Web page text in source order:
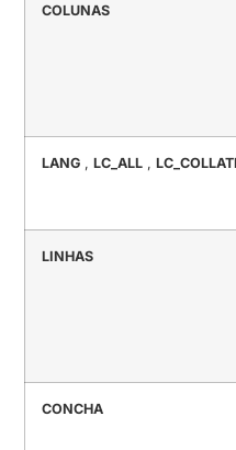
COLUNAS
LANG ,LC_ALL ,
LINHAS
CONCHA